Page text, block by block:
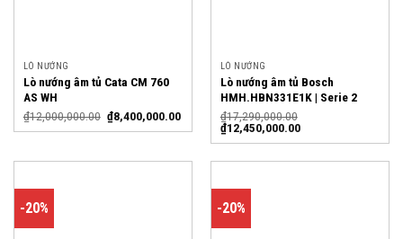
LÒ NƯỚNG
Lò nướng âm tủ Cata CM 760
AS WH
₫12,000,000.00 ₫8,400,000.00
LÒ NƯỚNG
Lò nướng âm tủ Bosch
HMH.HBN331E1K | Serie 2
₫17,290,000.00
₫12,450,000.00
-20% -20%